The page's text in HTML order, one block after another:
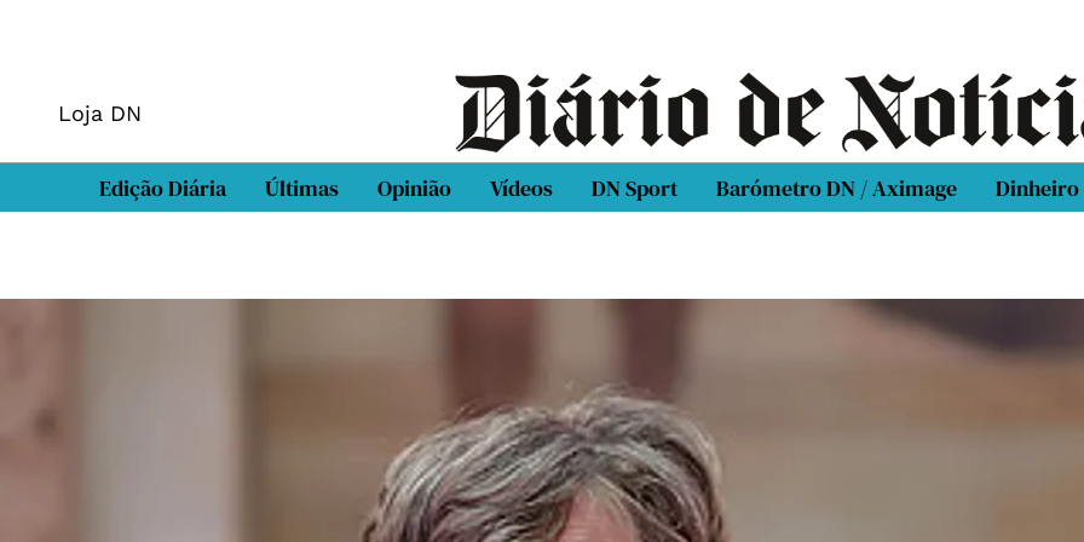
Loja DN
Edição Diária Últimas Opinião Vídeos DN Sport Barómetro DN / Aximage Dinheiro